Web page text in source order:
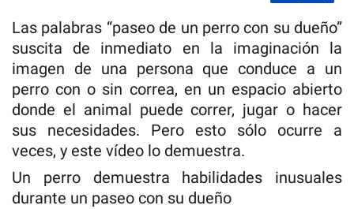
Las palabras “paseo de un perro con su dueño”
suscita de inmediato en la imaginación la
imagen de una persona que conduce a un
perro con o sin correa, en un espacio abierto
donde el animal puede correr, jugar o hacer
sus necesidades. Pero esto sólo ocurre a
veces, y este vídeo lo demuestra.
Un perro demuestra habilidades inusuales
durante un paseo con su dueño